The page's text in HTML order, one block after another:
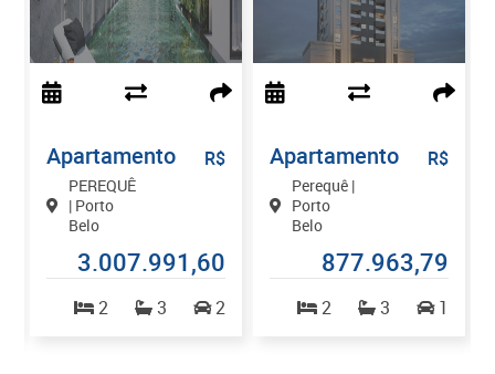
Apartamento
PEREQUÊ
| Porto
Belo
R$
3.007.991,60
2 3 2
Apartamento
Perequê |
Porto
Belo
R$
877.963,79
2 3 1